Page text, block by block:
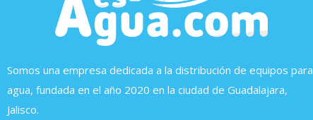
Somos una empresa dedicada a la distribución de equipos para
agua, fundada en el año 2020 en la ciudad de Guadalajara,
Jalisco.